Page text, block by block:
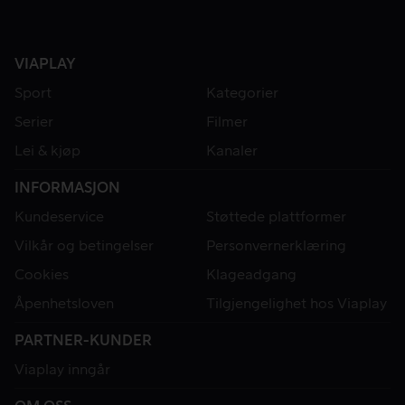
VIAPLAY
Sport
Kategorier
Serier
Filmer
Lei & kjøp
Kanaler
INFORMASJON
Kundeservice
Støttede plattformer
Vilkår og betingelser
Personvernerklæring
Cookies
Klageadgang
Åpenhetsloven
Tilgjengelighet hos Viaplay
PARTNER-KUNDER
Viaplay inngår